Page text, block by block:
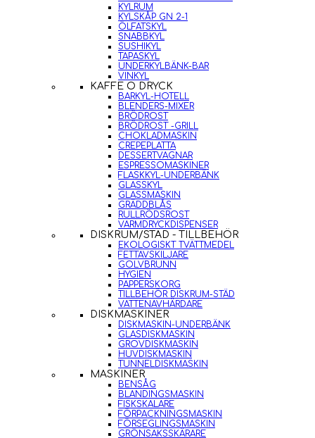
KYLRUM
KYLSKÅP GN 2-1
ÖLFATSKYL
SNABBKYL
SUSHIKYL
TAPASKYL
UNDERKYLBÄNK-BAR
VINKYL
KAFFE O DRYCK
BARKYL-HOTELL
BLENDERS-MIXER
BRÖDROST
BRÖDROST -GRILL
CHOKLADMASKIN
CREPEPLATTA
DESSERTVAGNAR
ESPRESSOMASKINER
FLASKKYL-UNDERBÄNK
GLASSKYL
GLASSMASKIN
GRÄDDBLÅS
RULLRÖDSROST
VARMDRYCKDISPENSER
DISKRUM/STÄD - TILLBEHÖR
EKOLOGISKT TVÄTTMEDEL
FETTAVSKILJARE
GOLVBRUNN
HYGIEN
PAPPERSKORG
TILLBEHÖR DISKRUM-STÄD
VATTENAVHÄRDARE
DISKMASKINER
DISKMASKIN-UNDERBÄNK
GLASDISKMASKIN
GROVDISKMASKIN
HUVDISKMASKIN
TUNNELDISKMASKIN
MASKINER
BENSÅG
BLANDINGSMASKIN
FISKSKALARE
FÖRPACKNINGSMASKIN
FÖRSEGLINGSMASKIN
GRÖNSAKSSKÄRARE